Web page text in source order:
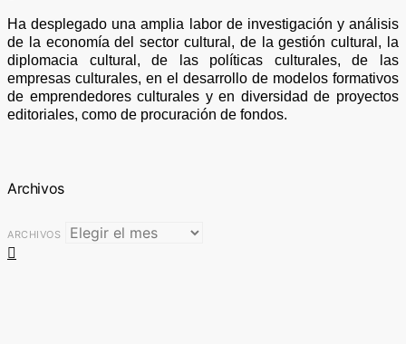
Ha desplegado una amplia labor de investigación y análisis
de la economía del sector cultural, de la gestión cultural, la
diplomacia cultural, de las políticas culturales, de las
empresas culturales, en el desarrollo de modelos formativos
de emprendedores culturales y en diversidad de proyectos
editoriales, como de procuración de fondos.
Archivos
ARCHIVOS